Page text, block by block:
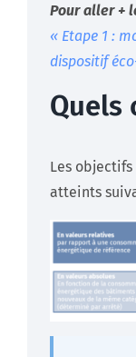
Pour aller +
« Etape 1 :
dispositif
Quels
Les
atteints